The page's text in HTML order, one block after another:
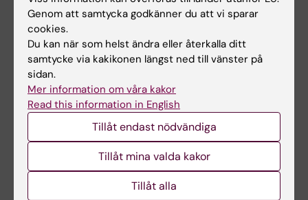
Hade du nytta av informationen på denna sida?
Yes
No
Innehållsgranskare:
Louise Gauffin
Sidan uppdaterad:2025-08-13
Genom att samtycka godkänner du att vi sparar
cookies.
Du kan när som helst ändra eller återkalla ditt
samtycke via kakikonen längst ned till vänster på
sidan.
Mer information om våra kakor
Read this information in English
Tillåt endast nödvändiga
Tillåt mina valda kakor
Tillåt alla